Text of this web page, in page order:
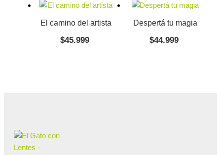
El camino del artista
$45.999
Despertá tu magia
$44.999